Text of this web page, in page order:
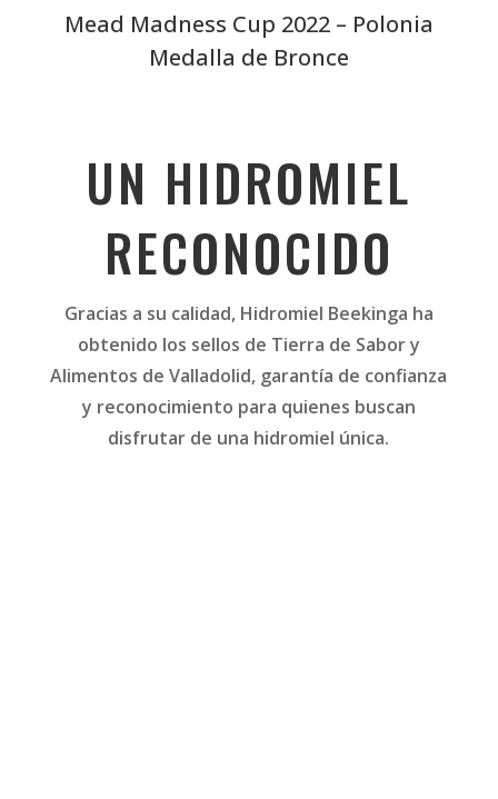
Mead Madness Cup 2022 – Polonia
Medalla de Bronce
UN HIDROMIEL
RECONOCIDO
Gracias a su calidad, Hidromiel Beekinga ha
obtenido los sellos de Tierra de Sabor y
Alimentos de Valladolid, garantía de confianza
y reconocimiento para quienes buscan
disfrutar de una hidromiel única.